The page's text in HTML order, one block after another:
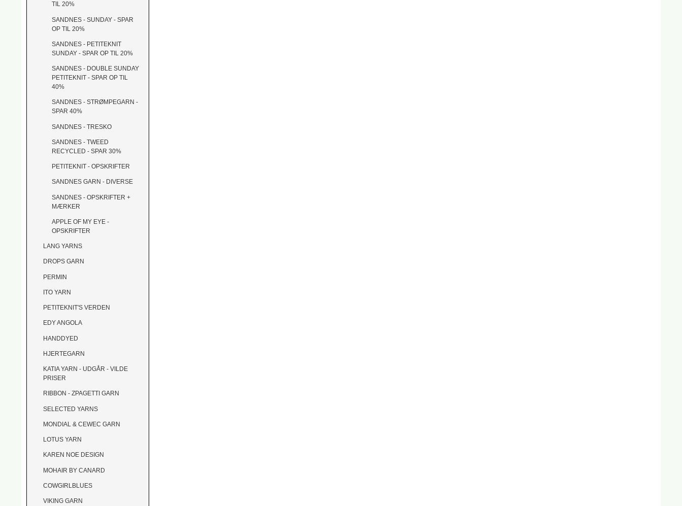
TIL 20%
SANDNES - SUNDAY - SPAR
OP TIL 20%
SANDNES - PETITEKNIT
SUNDAY - SPAR OP TIL 20%
SANDNES - DOUBLE SUNDAY
PETITEKNIT - SPAR OP TIL
40%
SANDNES - STRØMPEGARN -
SPAR 40%
SANDNES - TRESKO
SANDNES - TWEED
RECYCLED - SPAR 30%
PETITEKNIT - OPSKRIFTER
SANDNES GARN - DIVERSE
SANDNES - OPSKRIFTER +
MÆRKER
APPLE OF MY EYE -
OPSKRIFTER
LANG YARNS
DROPS GARN
PERMIN
ITO YARN
PETITEKNIT'S VERDEN
EDY ANGOLA
HANDDYED
HJERTEGARN
KATIA YARN - UDGÅR - VILDE
PRISER
RIBBON - ZPAGETTI GARN
SELECTED YARNS
MONDIAL & CEWEC GARN
LOTUS YARN
KAREN NOE DESIGN
MOHAIR BY CANARD
COWGIRLBLUES
VIKING GARN